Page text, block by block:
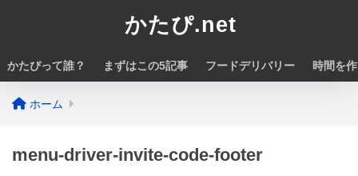
かたぴ.net
かたぴって誰？ まずはこの5記事 フードデリバリー 時間を
ホーム
menu-driver-invite-code-footer